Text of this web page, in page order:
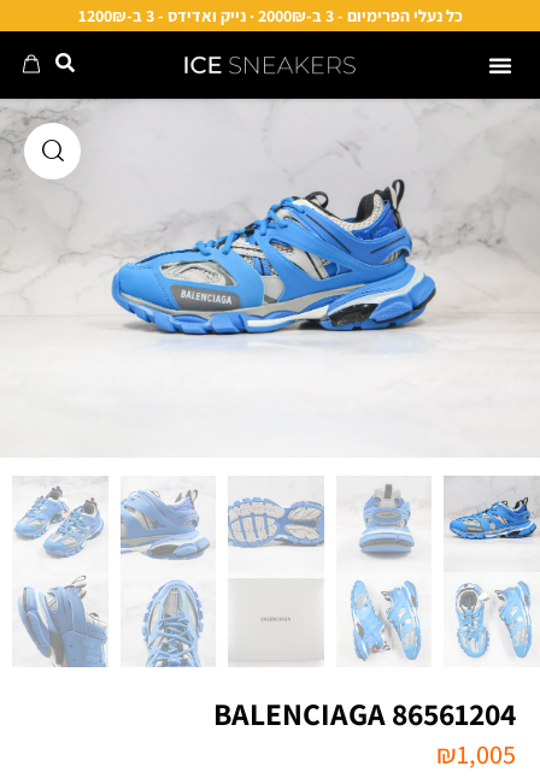
כל נעלי הפרימיום - 3 ב-2000₪ · נייק ואדידס - 3 ב-1200₪
BALENCIAGA 86561204
₪1,005